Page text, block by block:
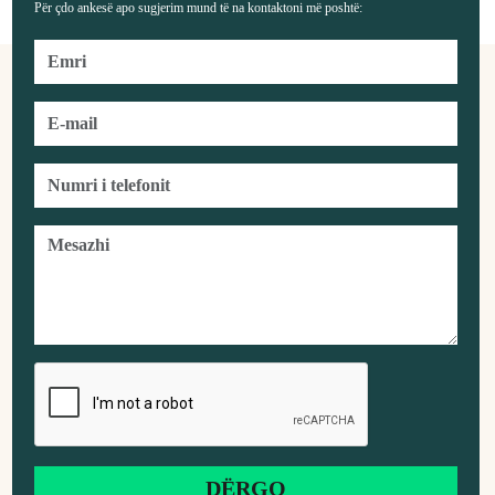
Për çdo ankesë apo sugjerim mund të na kontaktoni më poshtë: